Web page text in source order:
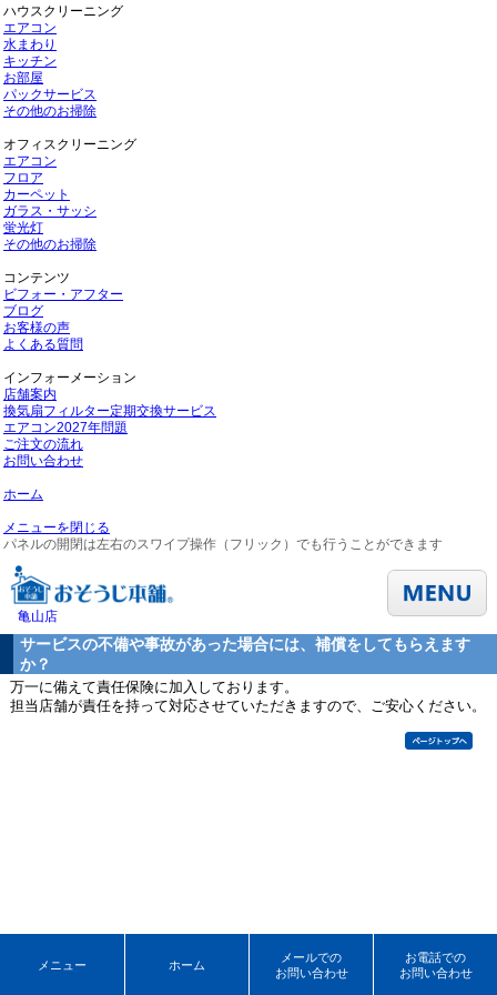
ハウスクリーニング
エアコン
水まわり
キッチン
お部屋
パックサービス
その他のお掃除
オフィスクリーニング
エアコン
フロア
カーペット
ガラス・サッシ
蛍光灯
その他のお掃除
コンテンツ
ビフォー・アフター
ブログ
お客様の声
よくある質問
インフォーメーション
店舗案内
換気扇フィルター定期交換サービス
エアコン2027年問題
ご注文の流れ
お問い合わせ
ホーム
メニューを閉じる
パネルの開閉は左右のスワイプ操作（フリック）でも行うことができます
亀山店
サービスの不備や事故があった場合には、補償をしてもらえます
か？
万一に備えて責任保険に加入しております。
担当店舗が責任を持って対応させていただきますので、ご安心ください。
メニュー ホーム
メールでの
お問い合わせ
お電話での
お問い合わせ